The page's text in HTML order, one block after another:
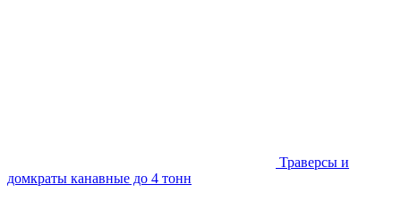
Траверсы и
домкраты канавные до 4 тонн